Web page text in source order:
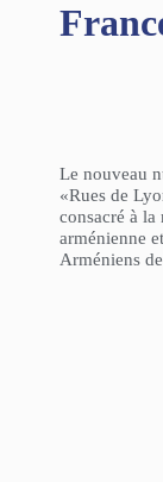
Le nouveau
«Rues de
consacré à la
arménienne
Arméniens